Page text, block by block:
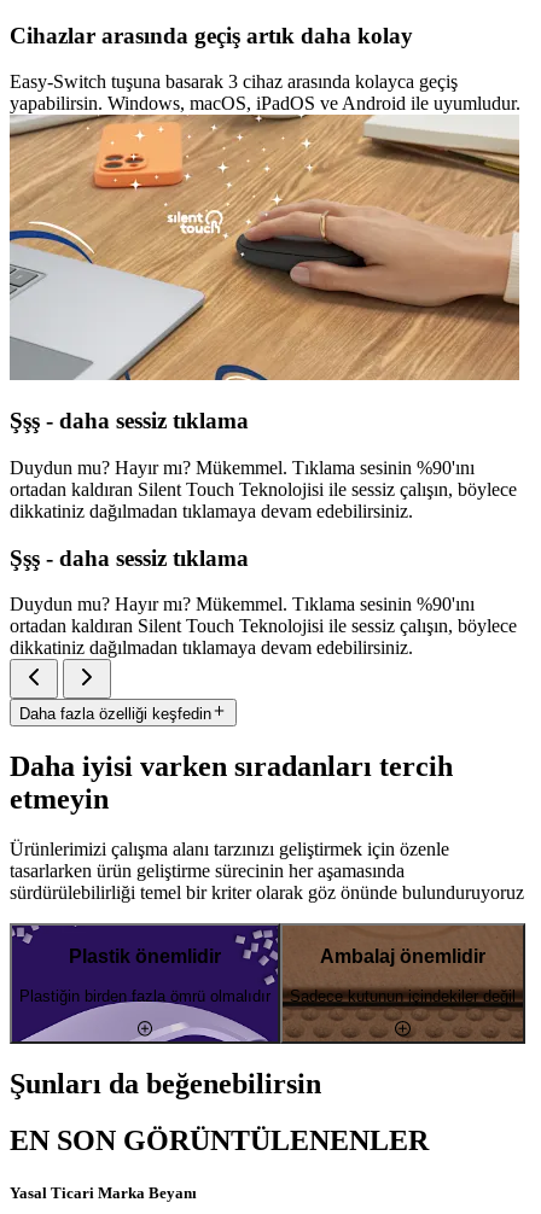
Cihazlar arasında geçiş artık daha kolay
Easy-Switch tuşuna basarak 3 cihaz arasında kolayca geçiş
yapabilirsin. Windows, macOS, iPadOS ve Android ile uyumludur.
Şşş - daha sessiz tıklama
Duydun mu? Hayır mı? Mükemmel. Tıklama sesinin %90'ını
ortadan kaldıran Silent Touch Teknolojisi ile sessiz çalışın, böylece
dikkatiniz dağılmadan tıklamaya devam edebilirsiniz.
Şşş - daha sessiz tıklama
Duydun mu? Hayır mı? Mükemmel. Tıklama sesinin %90'ını
ortadan kaldıran Silent Touch Teknolojisi ile sessiz çalışın, böylece
dikkatiniz dağılmadan tıklamaya devam edebilirsiniz.
Daha fazla özelliği keşfedin
Daha iyisi varken sıradanları tercih
etmeyin
Ürünlerimizi çalışma alanı tarzınızı geliştirmek için özenle
tasarlarken ürün geliştirme sürecinin her aşamasında
sürdürülebilirliği temel bir kriter olarak göz önünde bulunduruyoruz
Plastik önemlidir
Plastiğin birden fazla ömrü olmalıdır
Ambalaj önemlidir
Sadece kutunun içindekiler değil
Şunları da beğenebilirsin
EN SON GÖRÜNTÜLENENLER
Yasal Ticari Marka Beyanı